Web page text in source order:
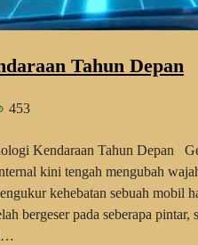
Tahun Depan
453
Kendaraan Tahun Depan
kini tengah mengubah
kehebatan sebuah mobil
bergeser pada seberapa pintar,